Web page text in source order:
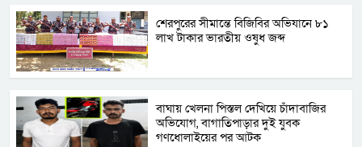
শেরপুরের সীমান্তে বিজিবির অভিযানে ৮১
লাখ টাকার ভারতীয় ওষুধ জব্দ
বাঘায় খেলনা পিস্তল দেখিয়ে চাঁদাবাজির
অভিযোগ, বাগাতিপাড়ার দুই যুবক
গণধোলাইয়ের পর আটক